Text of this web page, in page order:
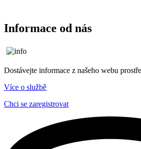
Informace od nás
Dostávejte informace z našeho webu
Více o službě
Chci se zaregistrovat